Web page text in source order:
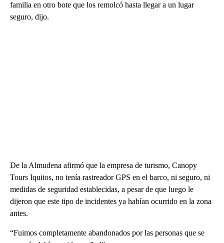
familia en otro bote que los remolcó hasta llegar a un lugar
seguro, dijo.
De la Almudena afirmó que la empresa de turismo, Canopy
Tours Iquitos, no tenía rastreador GPS en el barco, ni seguro, ni
medidas de seguridad establecidas, a pesar de que luego le
dijeron que este tipo de incidentes ya habían ocurrido en la zona
antes.
“Fuimos completamente abandonados por las personas que se